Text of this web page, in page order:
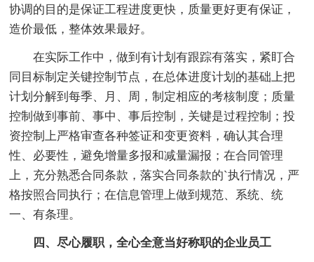
协调的目的是保证工程进度更快，质量更好更有保证，
造价最低，整体效果最好。
在实际工作中，做到有计划有跟踪有落实，紧盯合
同目标制定关键控制节点，在总体进度计划的基础上把
计划分解到每季、月、周，制定相应的考核制度；质量
控制做到事前、事中、事后控制，关键是过程控制；投
资控制上严格审查各种签证和变更资料，确认其合理
性、必要性，避免增量多报和减量漏报；在合同管理
上，充分熟悉合同条款，落实合同条款的`执行情况，严
格按照合同执行；在信息管理上做到规范、系统、统
一、有条理。
四、尽心履职，全心全意当好称职的企业员工